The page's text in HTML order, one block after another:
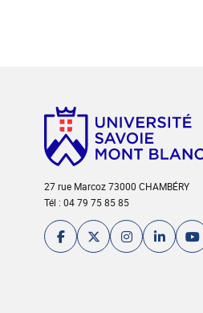
27 rue Marcoz 73000 CHAMBÉRY
Tél : 04 79 75 85 85